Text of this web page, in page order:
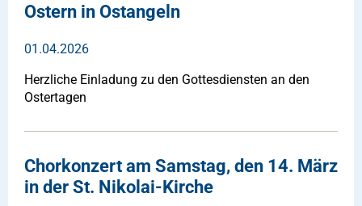
Ostern in Ostangeln
01.04.2026
Herzliche Einladung zu den Gottesdiensten an den
Ostertagen
Chorkonzert am Samstag, den 14. März
in der St. Nikolai-Kirche